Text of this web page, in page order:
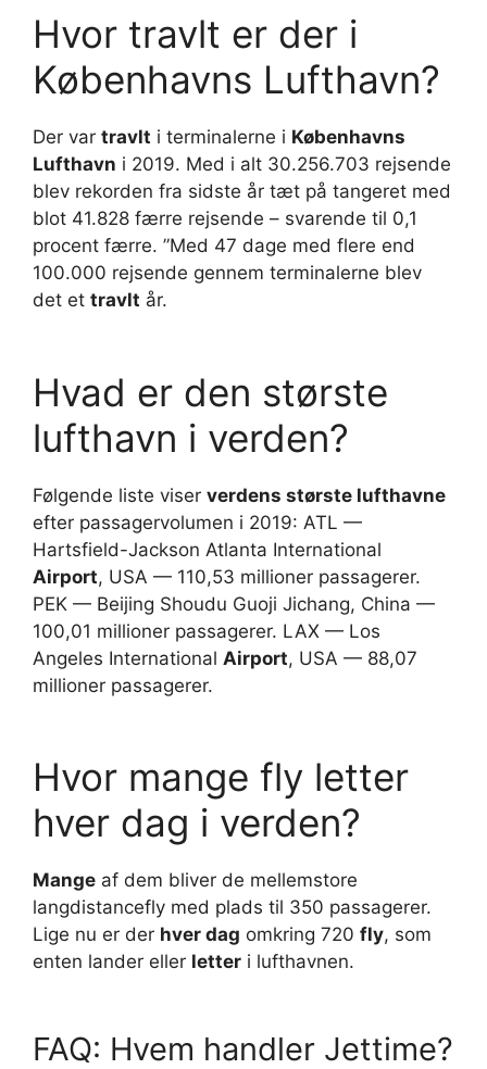
Hvor travlt er der i
Københavns Lufthavn?
Der var travlt i terminalerne i Københavns
Lufthavn i 2019. Med i alt 30.256.703 rejsende
blev rekorden fra sidste år tæt på tangeret med
blot 41.828 færre rejsende – svarende til 0,1
procent færre. ”Med 47 dage med flere end
100.000 rejsende gennem terminalerne blev
det et travlt år.
Hvad er den største
lufthavn i verden?
Følgende liste viser verdens største lufthavne
efter passagervolumen i 2019: ATL —
Hartsfield-Jackson Atlanta International
Airport, USA — 110,53 millioner passagerer.
PEK — Beijing Shoudu Guoji Jichang, China —
100,01 millioner passagerer. LAX — Los
Angeles International Airport, USA — 88,07
millioner passagerer.
Hvor mange fly letter
hver dag i verden?
Mange af dem bliver de mellemstore
langdistancefly med plads til 350 passagerer.
Lige nu er der hver dag omkring 720 fly, som
enten lander eller letter i lufthavnen.
FAQ: Hvem handler Jettime?